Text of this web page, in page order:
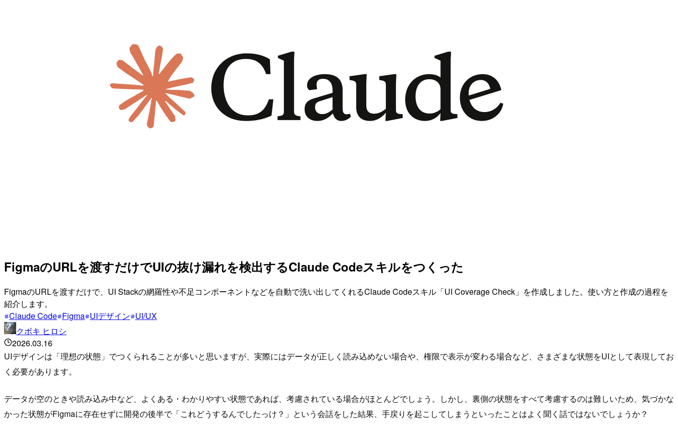
FigmaのURLを渡すだけでUIの抜け漏れを検出するClaude Codeスキルをつくった
FigmaのURLを渡すだけで、UI Stackの網羅性や不足コンポーネントなどを自動で洗い出してくれるClaude Codeスキル「UI Coverage Check」を作成しました。使い方と作成の過程を
紹介します。
Claude Code Figma UIデザイン UI/UX
クボキ ヒロシ
2026.03.16
UIデザインは「理想の状態」でつくられることが多いと思いますが、実際にはデータが正しく読み込めない場合や、権限で表示が変わる場合など、さまざまな状態をUIとして表現してお
く必要があります。
データが空のときや読み込み中など、よくある・わかりやすい状態であれば、考慮されている場合がほとんどでしょう。しかし、裏側の状態をすべて考慮するのは難しいため、気づかな
かった状態がFigmaに存在せずに開発の後半で「これどうするんでしたっけ？」という会話をした結果、手戻りを起こしてしまうといったことはよく聞く話ではないでしょうか？